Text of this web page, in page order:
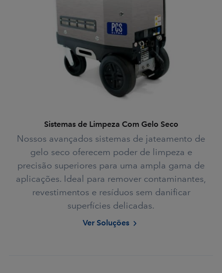
Sistemas de Limpeza Com Gelo Seco
Nossos avançados sistemas de jateamento de
gelo seco oferecem poder de limpeza e
precisão superiores para uma ampla gama de
aplicações. Ideal para remover contaminantes,
revestimentos e resíduos sem danificar
superfícies delicadas.
Ver Soluções